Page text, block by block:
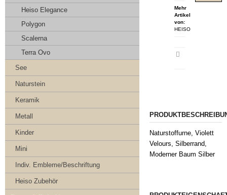
Mehr
Artikel
von:
HEISO
Naturstoffurne, Violett
Velours, Silberrand,
Moderner Baum Silber
Heiso Elegance
Polygon
Scalerna
Terra Ovo
See
Naturstein
Keramik
Metall
Kinder
Mini
Indiv. Embleme/Beschriftung
Heiso Zubehör